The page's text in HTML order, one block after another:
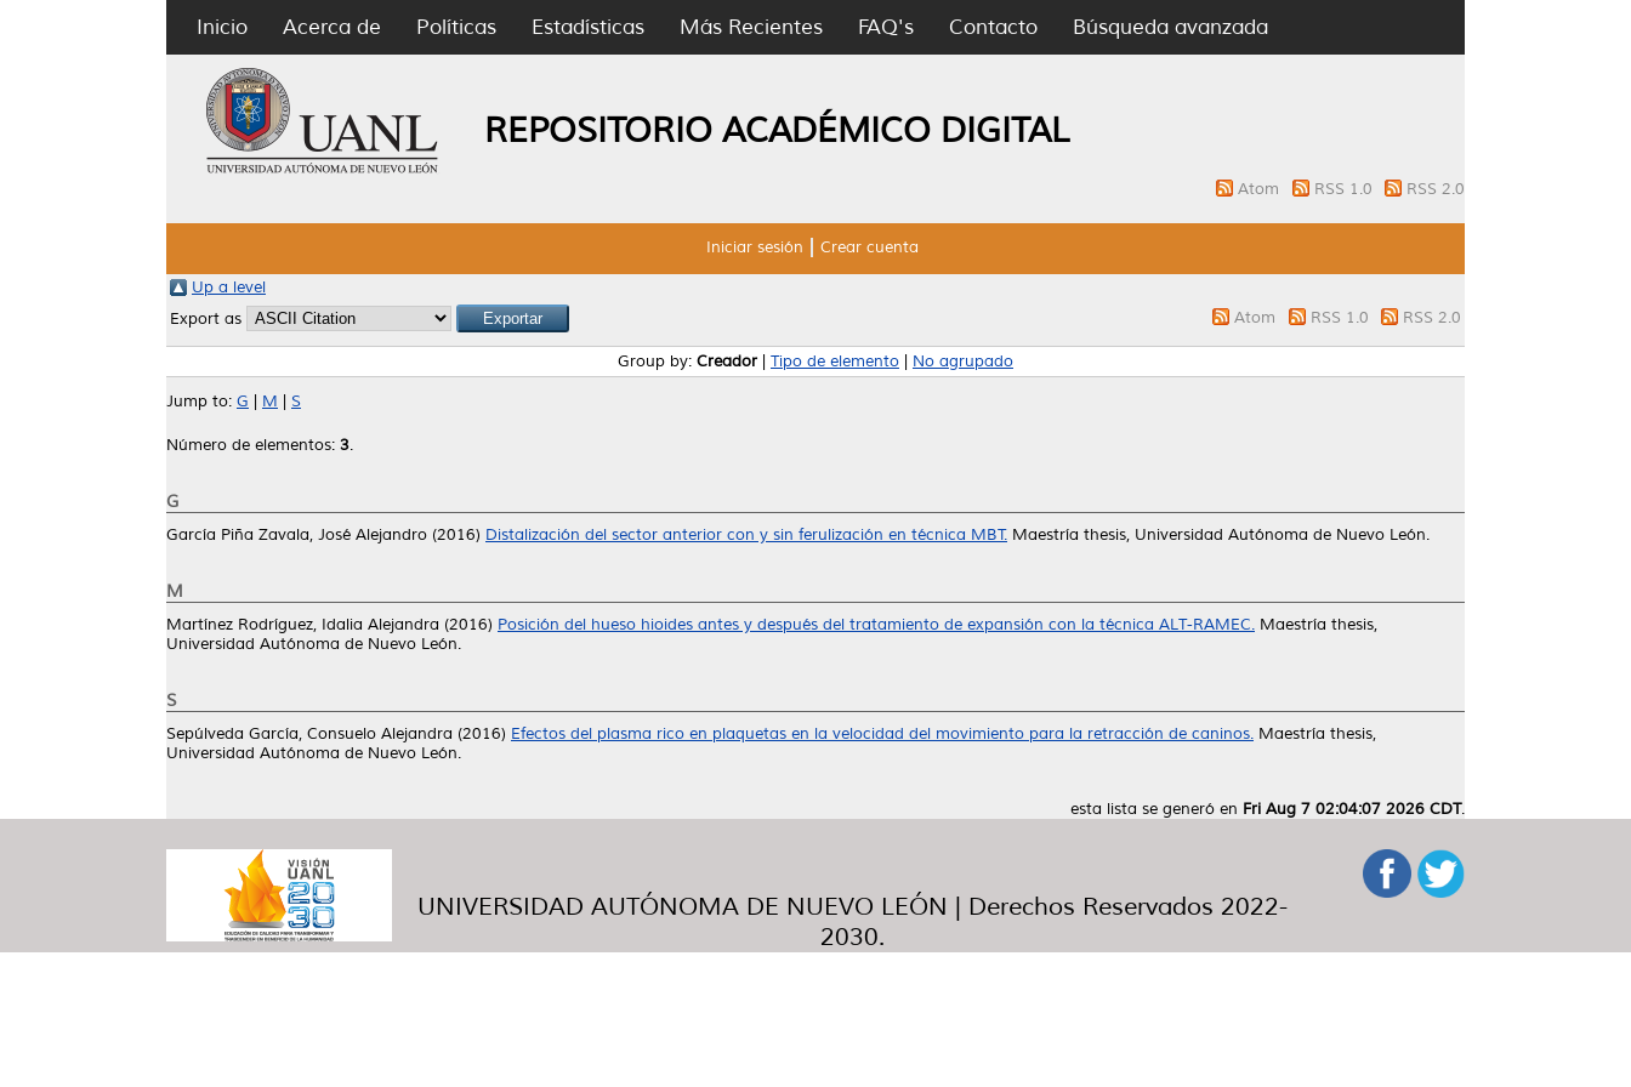
Inicio Acerca de Políticas Estadísticas Más Recientes FAQ's Contacto Búsqueda avanzada
REPOSITORIO ACADÉMICO DIGITAL
Atom RSS 1.0 RSS 2.0
Iniciar sesión Crear cuenta
Up a level
Export as
Atom RSS 1.0 RSS 2.0
Group by: Creador Tipo de elemento No agrupado
Jump to: G M S
Número de elementos: 3.
G
García Piña Zavala, José Alejandro (2016) Distalización del sector anterior con y sin ferulización en técnica MBT. Maestría thesis, Universidad Autónoma de Nuevo León.
M
Martínez Rodríguez, Idalia Alejandra (2016) Posición del hueso hioides antes y después del tratamiento de expansión con la técnica ALT-RAMEC. Maestría thesis,
Universidad Autónoma de Nuevo León.
S
Sepúlveda García, Consuelo Alejandra (2016) Efectos del plasma rico en plaquetas en la velocidad del movimiento para la retracción de caninos. Maestría thesis,
Universidad Autónoma de Nuevo León.
esta lista se generó en Fri Aug 7 02:04:07 2026 CDT.
UNIVERSIDAD AUTÓNOMA DE NUEVO LEÓN | Derechos Reservados 2022-
2030.